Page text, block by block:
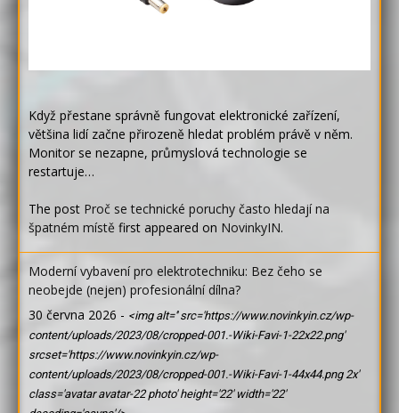
Když přestane správně fungovat elektronické zařízení,
většina lidí začne přirozeně hledat problém právě v něm.
Monitor se nezapne, průmyslová technologie se
restartuje…
The post Proč se technické poruchy často hledají na
špatném místě first appeared on NovinkyIN.
Moderní vybavení pro elektrotechniku: Bez čeho se
neobejde (nejen) profesionální dílna?
30 června 2026 - <img alt='' src='https://www.novinkyin.cz/wp-
content/uploads/2023/08/cropped-001.-Wiki-Favi-1-22x22.png'
srcset='https://www.novinkyin.cz/wp-
content/uploads/2023/08/cropped-001.-Wiki-Favi-1-44x44.png 2x'
class='avatar avatar-22 photo' height='22' width='22'